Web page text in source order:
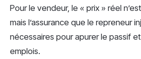
Pour le vendeur, le « prix » réel
mais l’assurance que le repreneur
nécessaires pour apurer le passif
emplois.